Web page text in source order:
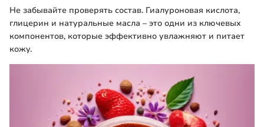
Не забывайте проверять состав. Гиалуроновая кислота,
глицерин и натуральные масла – это одни из ключевых
компонентов, которые эффективно увлажняют и питает
кожу.